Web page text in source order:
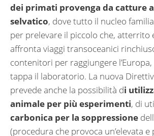
dei primati provenga da catture
selvatico, dove tutto il nucleo
per prelevare il piccolo che, atterrito
affronta viaggi transoceanici
contenitori per raggiungere
tappa il laboratorio. La nuova
prevede anche la possibilità di
animale per più esperimenti, di
carbonica per la soppressione
(procedura che provoca un’elevata